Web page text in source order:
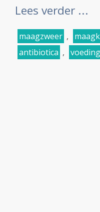
Lees verder ...
maagzweer ,
antibiotica ,